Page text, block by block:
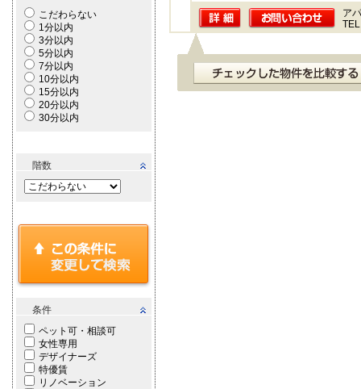
こだわらない
1分以内
3分以内
5分以内
7分以内
10分以内
15分以内
20分以内
30分以内
階数
条件
ペット可・相談可
女性専用
デザイナーズ
特優賃
リノベーション
ア